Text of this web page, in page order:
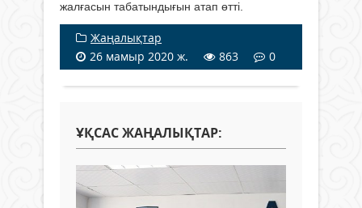
жалғасын табатындығын атап өтті.
Жаңалықтар
26 мамыр 2020 ж.
863 0
ҰҚСАС ЖАҢАЛЫҚТАР: